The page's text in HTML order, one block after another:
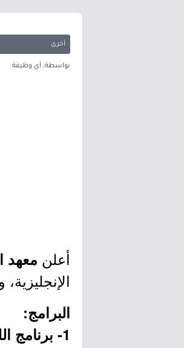
أخرى
بواسطة: أي وظيفة
أعلن معهد
البرامج:
1- برنامج اللغة الإنجليزية العام (حضوري):